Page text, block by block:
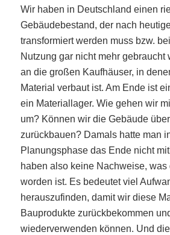
Wir haben in Deutschland einen
Gebäudebestand, der nach
transformiert werden muss bzw.
Nutzung gar nicht mehr gebraucht
an die großen Kaufhäuser, in
Material verbaut ist. Am Ende ist
ein Materiallager. Wie gehen wir
um? Können wir die Gebäude
zurückbauen? Damals hatte man
Planungsphase das Ende nicht
haben also keine Nachweise, was
worden ist. Es bedeutet viel
herauszufinden, damit wir diese
Bauprodukte zurückbekommen
wiederverwenden können. Und